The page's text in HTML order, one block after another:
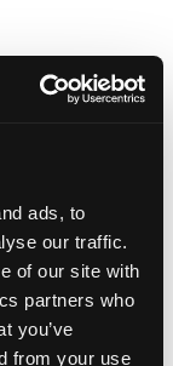
ads, to
our traffic.
of our site with
partners who
you’ve
from your use